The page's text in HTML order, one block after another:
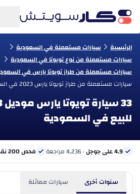
الرئيسية
سيارات مستعملة في السعودية
سيارات مستعملة من نوع تويوتا في السعودية
سيارات مستعملة من طراز تويوتا يارس في
سيارات مستعملة من طراز تويوتا يارس 2023 في السعودية
للبيع في السعودية
4.9 على جوجل · 4,236 مراجعة فحص 200 نقطة
سنوات أخرى سيارات مماثلة